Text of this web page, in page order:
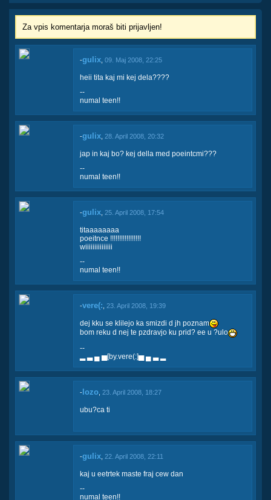
Za vpis komentarja moraš biti prijavljen!
-gulix 09. Maj 2008, 22:25
heii tita kaj mi kej dela????
--
numal teen!!
-gulix 28. April 2008, 20:32
jap in kaj bo? kej della med poeintcmi???
--
numal teen!!
-gulix 25. April 2008, 17:54
titaaaaaaaa
poeitnce !!!!!!!!!!!!!!!!!
wiiiiiiiiiiiiiii
--
numal teen!!
-vere(: 23. April 2008, 19:39
dej kku se klilejo ka smizdi d jh poznam
bom reku d nej te pzdravjo ku prid? ee u ?ulo
--
▂ ▃ ▄ ▅[by.vere(:]▅ ▄ ▃ ▂
-lozo 23. April 2008, 18:27
ubu?ca ti
-gulix 22. April 2008, 22:11
kaj u eetrtek maste fraj cew dan
--
numal teen!!